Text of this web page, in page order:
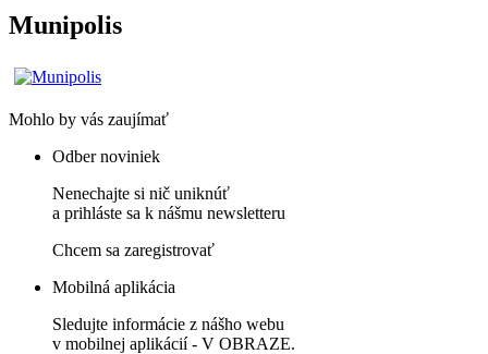
Munipolis
Mohlo by vás zaujímať
Odber noviniek
Nenechajte si nič uniknúť
a prihláste sa k nášmu newsletteru
Chcem sa zaregistrovať
Mobilná aplikácia
Sledujte informácie z nášho webu
v mobilnej aplikácií - V OBRAZE.